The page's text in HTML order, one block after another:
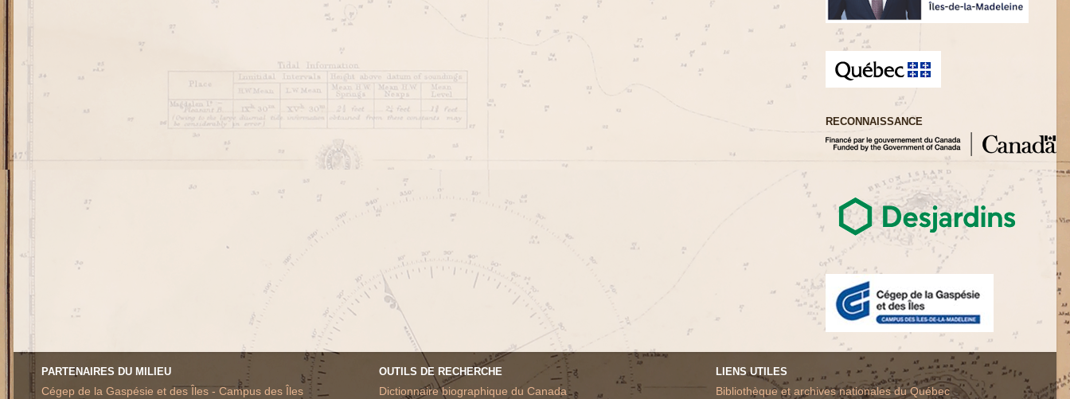
RECONNAISSANCE
PARTENAIRES DU MILIEU
Cégep de la Gaspésie et des Îles - Campus des Îles
OUTILS DE RECHERCHE
Dictionnaire biographique du Canada
LIENS UTILES
Bibliothèque et archives nationales du Québec